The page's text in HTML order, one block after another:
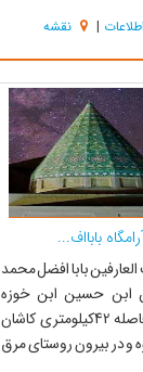
اسلام حضرت محمد
شمار می‌آیند، چرا
اُمامه دختر زینب بنت
(ص) می‌باشد. رسول
همسر...
اطلاعات | نقشه
بابااف...
بابا افضل محمد
ابن حسین ابن خوزه
مرقی در فاصله 42کیلومتری کاشان
و در بیرون روستای مرق